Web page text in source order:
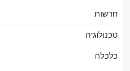
חדשות
טכנולוגיה
כלכלה